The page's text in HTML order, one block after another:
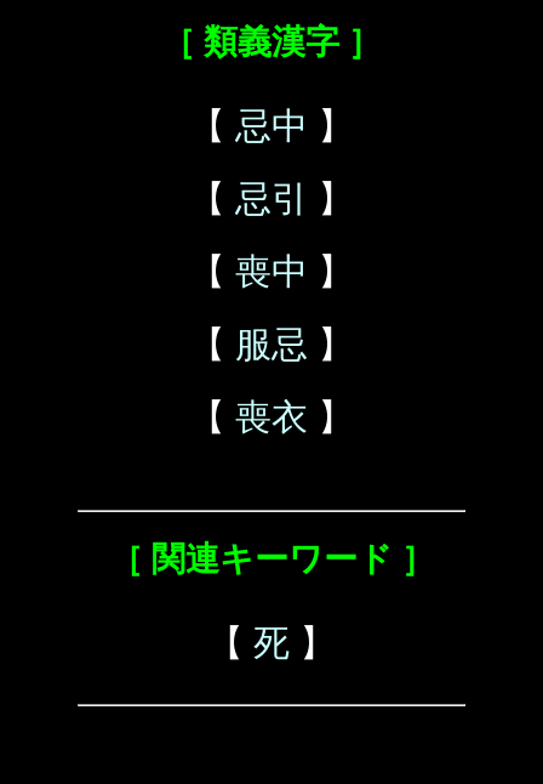
［ 類義漢字 ］
【 忌中 】
【 忌引
】
【 喪中 】
【 服忌 】
【 喪衣 】
［ 関連キーワード ］
【 死 】